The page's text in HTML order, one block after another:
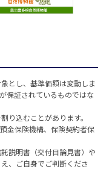
とし、基準価額は変動しま
保証されているものではな
り込むことがあります。
金保険機構、保険契約者保
説明書（交付目論見書）や
、ご自身でご判断くださ